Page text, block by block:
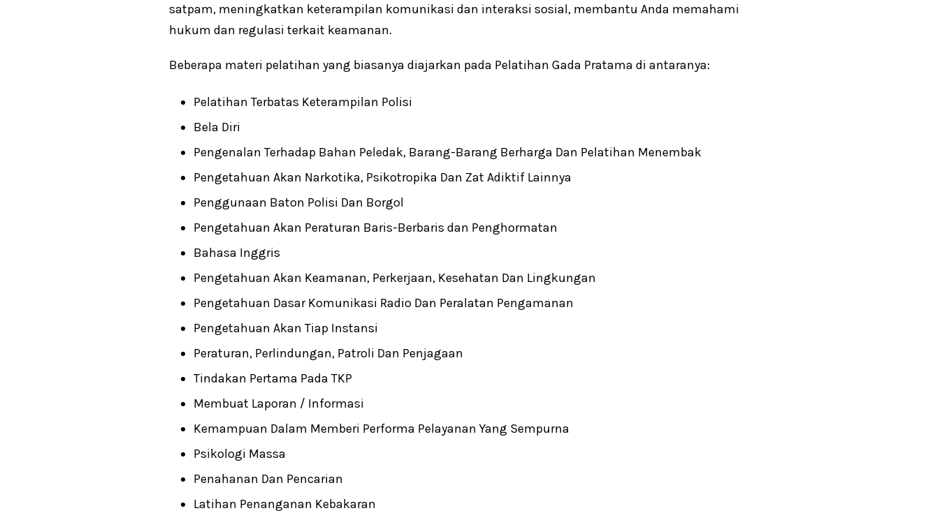
satpam, meningkatkan keterampilan komunikasi dan interaksi sosial, membantu Anda memahami
hukum dan regulasi terkait keamanan.
Beberapa materi pelatihan yang biasanya diajarkan pada Pelatihan Gada Pratama di antaranya:
Pelatihan Terbatas Keterampilan Polisi
Bela Diri
Pengenalan Terhadap Bahan Peledak, Barang-Barang Berharga Dan Pelatihan Menembak
Pengetahuan Akan Narkotika, Psikotropika Dan Zat Adiktif Lainnya
Penggunaan Baton Polisi Dan Borgol
Pengetahuan Akan Peraturan Baris-Berbaris dan Penghormatan
Bahasa Inggris
Pengetahuan Akan Keamanan, Perkerjaan, Kesehatan Dan Lingkungan
Pengetahuan Dasar Komunikasi Radio Dan Peralatan Pengamanan
Pengetahuan Akan Tiap Instansi
Peraturan, Perlindungan, Patroli Dan Penjagaan
Tindakan Pertama Pada TKP
Membuat Laporan / Informasi
Kemampuan Dalam Memberi Performa Pelayanan Yang Sempurna
Psikologi Massa
Penahanan Dan Pencarian
Latihan Penanganan Kebakaran